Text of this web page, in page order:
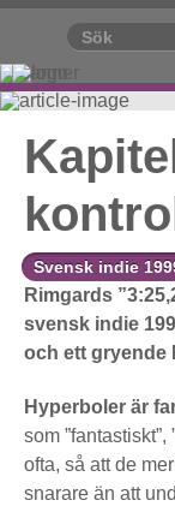
Svensk indie
Rimgards
svensk indie
och ett gryende
Hyperboler är
som
ofta, så att de
snarare än att